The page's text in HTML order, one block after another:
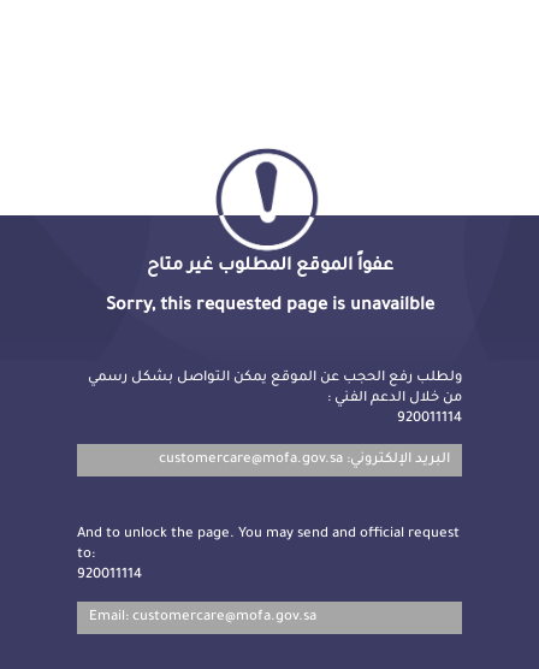
عفواً الموقع المطلوب غير متاح
Sorry, this requested page is unavailble
ولطلب رفع الحجب عن الموقع يمكن التواصل بشكل رسمي
من خلال الدعم الفني :
920011114
البريد الإلكتروني: customercare@mofa.gov.sa
And to unlock the page. You may send and official request
to:
920011114
Email: customercare@mofa.gov.sa